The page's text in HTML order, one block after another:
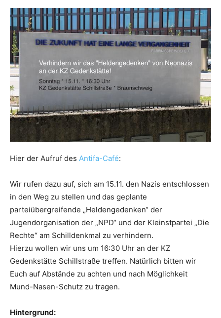
Hier der Aufruf des Antifa-Café:
Wir rufen dazu auf, sich am 15.11. den Nazis entschlossen
in den Weg zu stellen und das geplante
parteiübergreifende „Heldengedenken“ der
Jugendorganisation der „NPD“ und der Kleinstpartei „Die
Rechte“ am Schilldenkmal zu verhindern.
Hierzu wollen wir uns um 16:30 Uhr an der KZ
Gedenkstätte Schillstraße treffen. Natürlich bitten wir
Euch auf Abstände zu achten und nach Möglichkeit
Mund-Nasen-Schutz zu tragen.
Hintergrund: